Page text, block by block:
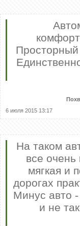
Просторный
6 июля 2015 13:17
На таком
все очень
мягкая и
дорогах
Минус авто
и не